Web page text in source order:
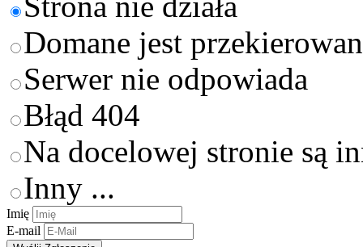
Domane jest
Serwer nie odpowiada
Błąd 404
Na docelowej stronie są
Inny ...
Imię
E-mail